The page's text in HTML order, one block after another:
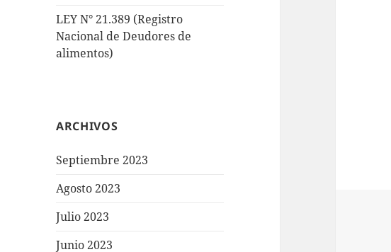
LEY N° 21.389 (Registro
Nacional de Deudores de
alimentos)
ARCHIVOS
Septiembre 2023
Agosto 2023
Julio 2023
Junio 2023